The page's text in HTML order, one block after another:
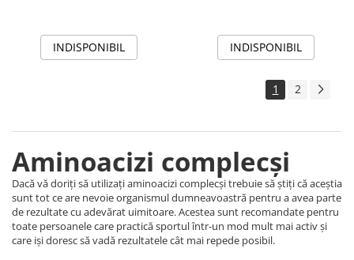
INDISPONIBIL INDISPONIBIL
1 2
Aminoacizi complecși
Dacă vă doriți să utilizați aminoacizi complecși trebuie să știți că aceștia
sunt tot ce are nevoie organismul dumneavoastră pentru a avea parte
de rezultate cu adevărat uimitoare. Acestea sunt recomandate pentru
toate persoanele care practică sportul într-un mod mult mai activ și
care iși doresc să vadă rezultatele cât mai repede posibil.